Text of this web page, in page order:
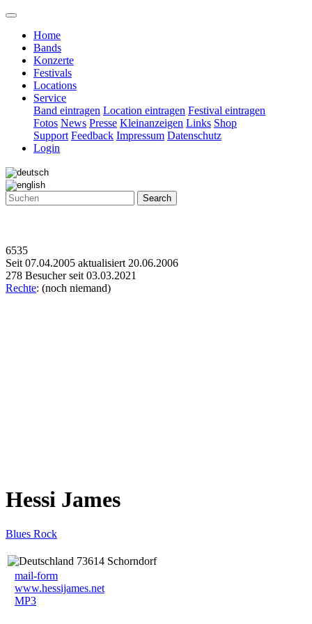
Home
Bands
Konzerte
Festivals
Locations
Service
Band eintragen Location eintragen Festival eintragen
Fotos News Presse Kleinanzeigen Links Shop
Support Feedback Impressum Datenschutz
Login
Search
6535
Seit 07.04.2005 aktualisiert 20.06.2006
278 Besucher seit 03.03.2021
Rechte: (noch niemand)
Hessi James
Blues Rock
73614 Schorndorf
mail-form
www.hessijames.net
MP3